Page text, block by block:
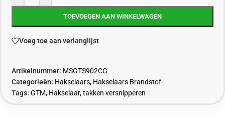
TOEVOEGEN AAN WINKELWAGEN
Voeg toe aan verlanglijst
Artikelnummer: MSGTS902CG
Categorieën: Hakselaars, Hakselaars Brandstof
Tags: GTM, Hakselaar,takken versnipperen